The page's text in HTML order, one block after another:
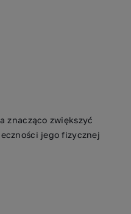
znacząco zwiększyć
jego fizycznej